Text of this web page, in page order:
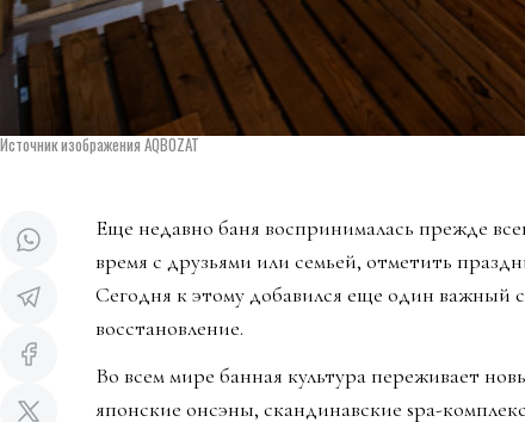
Источник изображения AQBOZAT
Еще недавно баня воспринималась прежде
время с друзьями или семьей, отметить
Сегодня к этому добавился еще один важный
восстановление.
Во всем мире банная культура переживает
японские онсэны, скандинавские spa-